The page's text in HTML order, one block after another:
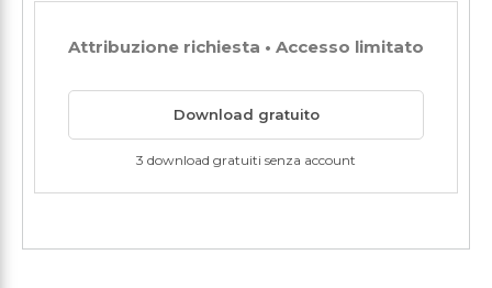
Attribuzione richiesta • Accesso limitato
Download gratuito
3 download gratuiti senza account